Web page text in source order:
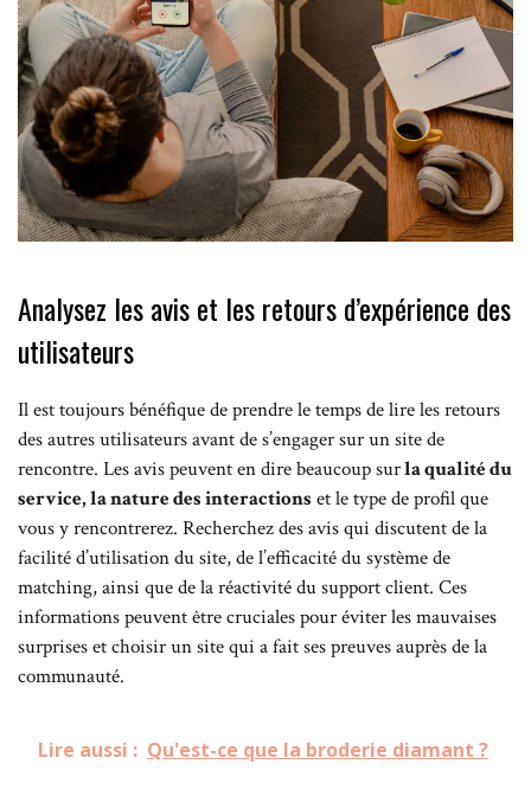
Analysez les avis et les retours d’expérience des
utilisateurs
Il est toujours bénéfique de prendre le temps de lire les retours
des autres utilisateurs avant de s’engager sur un site de
rencontre. Les avis peuvent en dire beaucoup surla qualité du
service, la nature des interactions et le type de profil que
vous y rencontrerez. Recherchez des avis qui discutent de la
facilité d’utilisation du site, de l’efficacité du système de
matching, ainsi que de la réactivité du support client. Ces
informations peuvent être cruciales pour éviter les mauvaises
surprises et choisir un site qui a fait ses preuves auprès de la
communauté.
Lire aussi : Qu'est-ce que la broderie diamant ?